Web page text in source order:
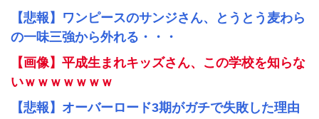
【悲報】ワンピースのサンジさん、とうとう麦わら
の一味三強から外れる・・・
【画像】平成生まれキッズさん、この学校を知らな
いｗｗｗｗｗｗｗ
【悲報】オーバーロード3期がガチで失敗した理由